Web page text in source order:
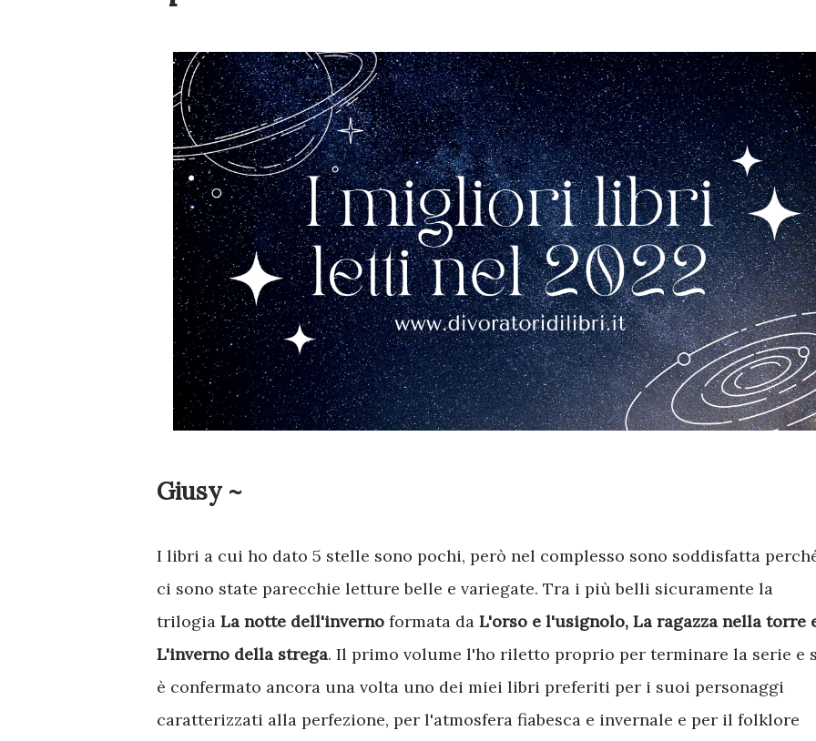
Giusy ~
I libri a cui ho dato 5 stelle sono pochi, però nel complesso sono soddisfatta
ci sono state parecchie letture belle e variegate. Tra i più belli sicuramente la
trilogia La notte dell'inverno formata da L'orso e l'usignolo, La ragazza nella torre
L'inverno della strega. Il primo volume l'ho riletto proprio per terminare la serie e
è confermato ancora una volta uno dei miei libri preferiti per i suoi personaggi
caratterizzati alla perfezione, per l'atmosfera fiabesca e invernale e per il folklore